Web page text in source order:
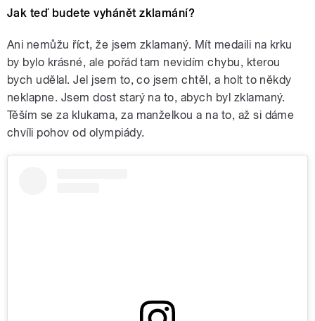
Jak teď budete vyhánět zklamání?
Ani nemůžu říct, že jsem zklamaný. Mít medaili na krku
by bylo krásné, ale pořád tam nevidím chybu, kterou
bych udělal. Jel jsem to, co jsem chtěl, a holt to někdy
neklapne. Jsem dost starý na to, abych byl zklamaný.
Těším se za klukama, za manželkou a na to, až si dáme
chvíli pohov od olympiády.